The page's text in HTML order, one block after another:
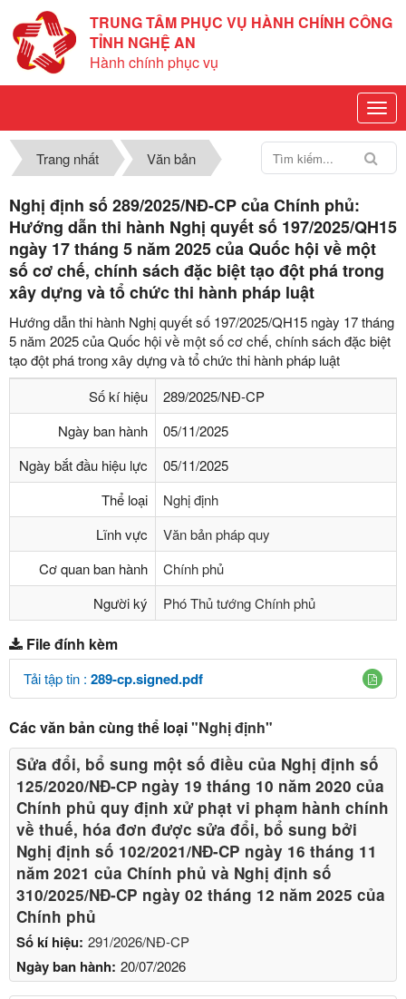
TRUNG TÂM PHỤC VỤ HÀNH CHÍNH CÔNG
TỈNH NGHỆ AN
Hành chính phục vụ
Trang nhất Văn bản
Nghị định số 289/2025/NĐ-CP của Chính phủ:
Hướng dẫn thi hành Nghị quyết số 197/2025/QH15
ngày 17 tháng 5 năm 2025 của Quốc hội về một
số cơ chế, chính sách đặc biệt tạo đột phá trong
xây dựng và tổ chức thi hành pháp luật
Hướng dẫn thi hành Nghị quyết số 197/2025/QH15 ngày 17 tháng
5 năm 2025 của Quốc hội về một số cơ chế, chính sách đặc biệt
tạo đột phá trong xây dựng và tổ chức thi hành pháp luật
Số kí hiệu
289/2025/NĐ-CP
Ngày ban hành
05/11/2025
Ngày bắt đầu hiệu lực
05/11/2025
Thể loại
Nghị định
Lĩnh vực
Văn bản pháp quy
Cơ quan ban hành
Chính phủ
Người ký
Phó Thủ tướng Chính phủ
File đính kèm
Tải tập tin : 289-cp.signed.pdf
Các văn bản cùng thể loại"Nghị định"
Số kí hiệu: 291/2026/NĐ-CP
Ngày ban hành: 20/07/2026
Sửa đổi, bổ sung một số điều của Nghị định số
125/2020/NĐ-СР ngày 19 tháng 10 năm 2020 của
Chính phủ quy định xử phạt vi phạm hành chính
về thuế, hóa đơn được sửa đổi, bổ sung bởi
Nghị định số 102/2021/NĐ-CP ngày 16 tháng 11
năm 2021 của Chính phủ và Nghị định số
310/2025/NĐ-CP ngày 02 tháng 12 năm 2025 của
Chính phủ